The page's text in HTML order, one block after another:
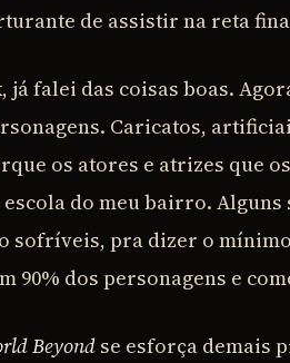
de assistir na reta
já falei das coisas boas.
Caricatos,
os atores e atrizes que
escola do meu bairro.
sofríveis, pra dizer o
90% dos personagens e
Beyondse esforça demais